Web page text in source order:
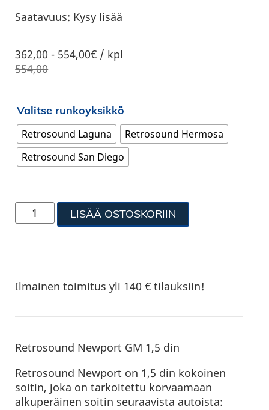
Saatavuus: Kysy lisää
362,00 - 554,00€ / kpl
554,00
Valitse runkoyksikkö
Retrosound Laguna
Retrosound Hermosa
Retrosound San Diego
LISÄÄ OSTOSKORIIN
Ilmainen toimitus yli 140 € tilauksiin!
Retrosound Newport GM 1,5 din
Retrosound Newport on 1,5 din kokoinen
soitin, joka on tarkoitettu korvaamaan
alkuperäinen soitin seuraavista autoista: